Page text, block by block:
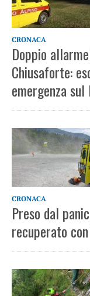
CRONACA
Doppio
Chiusaforte:
emergenza
CRONACA
Preso dal
recuperato